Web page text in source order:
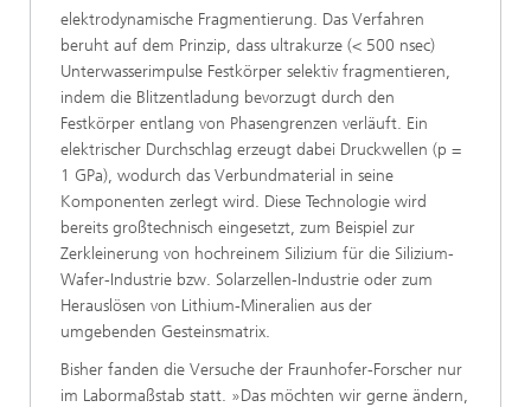
elektrodynamische Fragmentierung. Das Verfahren
beruht auf dem Prinzip, dass ultrakurze (< 500 nsec)
Unterwasserimpulse Festkörper selektiv fragmentieren,
indem die Blitzentladung bevorzugt durch den
Festkörper entlang von Phasengrenzen verläuft. Ein
elektrischer Durchschlag erzeugt dabei Druckwellen (p =
1 GPa), wodurch das Verbundmaterial in seine
Komponenten zerlegt wird. Diese Technologie wird
bereits großtechnisch eingesetzt, zum Beispiel zur
Zerkleinerung von hochreinem Silizium für die Silizium-
Wafer-Industrie bzw. Solarzellen-Industrie oder zum
Herauslösen von Lithium-Mineralien aus der
umgebenden Gesteinsmatrix.
Bisher fanden die Versuche der Fraunhofer-Forscher nur
im Labormaßstab statt. »Das möchten wir gerne ändern,